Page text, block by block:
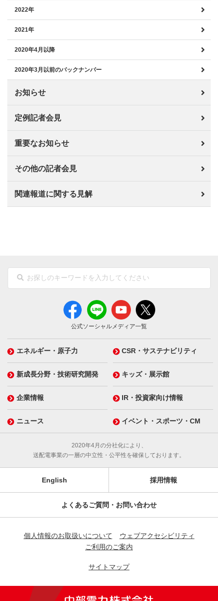
2022年
2021年
2020年4月以降
2020年3月以前のバックナンバー
お知らせ
定例記者会見
重要なお知らせ
その他の記者会見
関連報道に関する見解
公式ソーシャルメディア一覧
エネルギー・原子力 CSR・サステナビリティ
新成長分野・技術研究開発 キッズ・展示館
企業情報 IR・投資家向け情報
ニュース イベント・スポーツ・CM
2020年4月の分社化により、
送配電事業の一層の中立性・公平性を確保しております。
English 採用情報
よくあるご質問・お問い合わせ
個人情報のお取扱いについて
ウェブアクセシビリティ
ご利用のご案内
サイトマップ